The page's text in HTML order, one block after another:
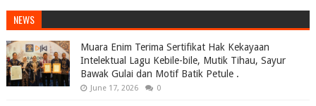
NEWS
Muara Enim Terima Sertifikat Hak Kekayaan
Intelektual Lagu Kebile-bile, Mutik Tihau, Sayur
Bawak Gulai dan Motif Batik Petule .
June 17, 2026 0